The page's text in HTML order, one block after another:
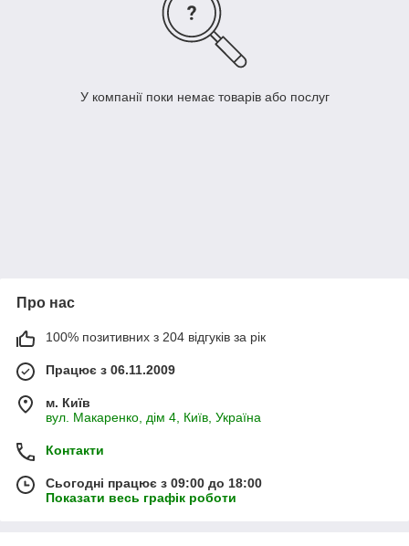
У компанії поки немає товарів або послуг
Про нас
100% позитивних з 204 відгуків за рік
Працює з 06.11.2009
м. Київ
вул. Макаренко, дім 4, Київ, Україна
Контакти
Сьогодні працює з 09:00 до 18:00
Показати весь графік роботи